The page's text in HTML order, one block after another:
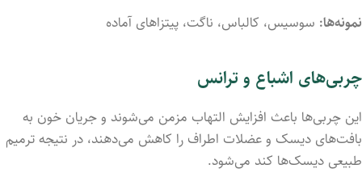
نمونه‌ها: سوسیس، کالباس، ناگت، پیتزاهای آماده
چربی‌های اشباع و ترانس
این چربی‌ها باعث افزایش التهاب مزمن می‌شوند و جریان خون به
بافت‌های دیسک و عضلات اطراف را کاهش می‌دهند، در نتیجه ترمیم
طبیعی دیسک‌ها کند می‌شود.